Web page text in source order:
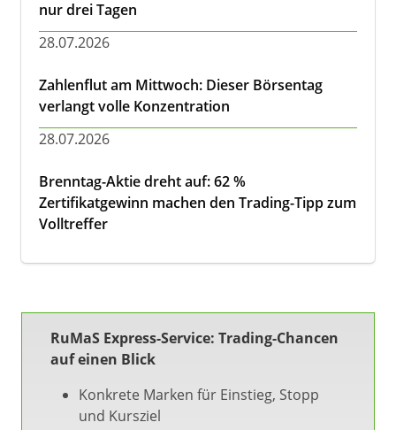
nur drei Tagen
28.07.2026
Zahlenflut am Mittwoch: Dieser Börsentag
verlangt volle Konzentration
28.07.2026
Brenntag-Aktie dreht auf: 62 %
Zertifikatgewinn machen den Trading-Tipp zum
Volltreffer
RuMaS Express-Service: Trading-Chancen
auf einen Blick
Konkrete Marken für Einstieg, Stopp
und Kursziel